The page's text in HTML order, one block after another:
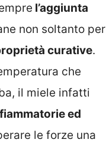
l’aggiunta
non soltanto per
curative.
che
il miele infatti
ed
le forze una